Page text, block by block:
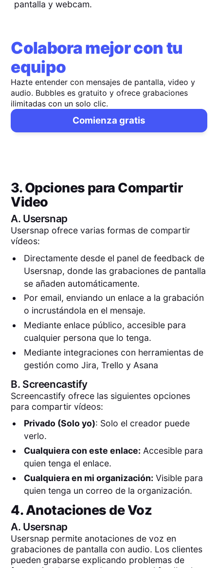
pantalla y webcam.
Colabora mejor con tu
equipo
Hazte entender con mensajes de pantalla, video y
audio. Bubbles es gratuito y ofrece grabaciones
ilimitadas con un solo clic.
Comienza gratis
3. Opciones para Compartir
Video
A. Usersnap
Usersnap ofrece varias formas de compartir
vídeos:
Directamente desde el panel de feedback de
Usersnap, donde las grabaciones de pantalla
se añaden automáticamente.
Por email, enviando un enlace a la grabación
o incrustándola en el mensaje.
Mediante enlace público, accesible para
cualquier persona que lo tenga.
Mediante integraciones con herramientas de
gestión como Jira, Trello y Asana
B. Screencastify
Screencastify ofrece las siguientes opciones
para compartir vídeos:
Privado (Solo yo): Solo el creador puede
verlo.
Cualquiera con este enlace: Accesible para
quien tenga el enlace.
Cualquiera en mi organización: Visible para
quien tenga un correo de la organización.
4. Anotaciones de Voz
A. Usersnap
Usersnap permite anotaciones de voz en
grabaciones de pantalla con audio. Los clientes
pueden grabarse explicando problemas de